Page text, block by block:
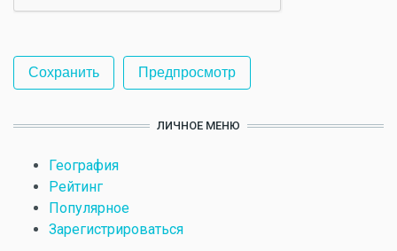
ЛИЧНОЕ МЕНЮ
География
Рейтинг
Популярное
Зарегистрироваться